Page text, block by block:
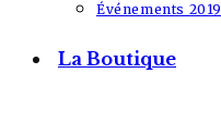
Événements 2019
La Boutique